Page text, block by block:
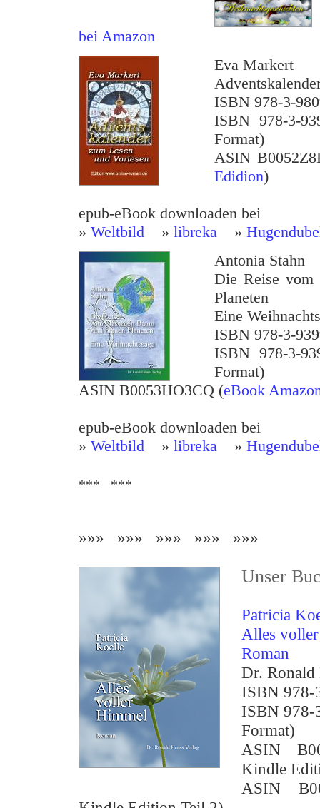
bei Amazon
Eva Markert
ISBN 978-3-
ISBN 978-3-
Format)
ASIN
Edidion)
epub-eBook downloaden bei
» Weltbild » libreka »
Antonia Stahn
Die Reise vom
Planeten
Eine
ISBN 978-3-
ISBN 978-3-
Format)
ASIN B0053HO3CQ (eBook
epub-eBook downloaden bei
» Weltbild » libreka »
*** ***
»»» »»» »»» »»» »»»
Unser
Patricia
Alles
Roman
Dr. Ronald
ISBN 978-
ISBN 978-
Format)
ASIN
Kindle
ASIN